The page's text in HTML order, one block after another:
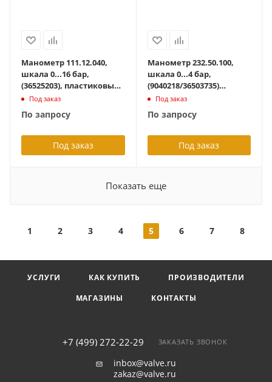
Манометр 111.12.040,
шкала 0...16 бар,
(36525203), пластиковый
корпус, +60 град С,
Под заказ
По запросу
Под заказ
Манометр 232.50.100,
шкала 0...4 бар,
(9040218/36503735)
полностью из нерж
+200 град С, радиальный
Под заказ
По запросу
Под заказ
Показать еще
1 2 3 4 5 6 7 8
УСЛУГИ КАК КУПИТЬ
ПРОИЗВОДИТЕЛИ
МАГАЗИНЫ
КОНТАКТЫ
+7 (499) 272-22-29 ЗАКАЗАТЬ ЗВОНОК
inbox@valve.ru
zakaz@valve.ru